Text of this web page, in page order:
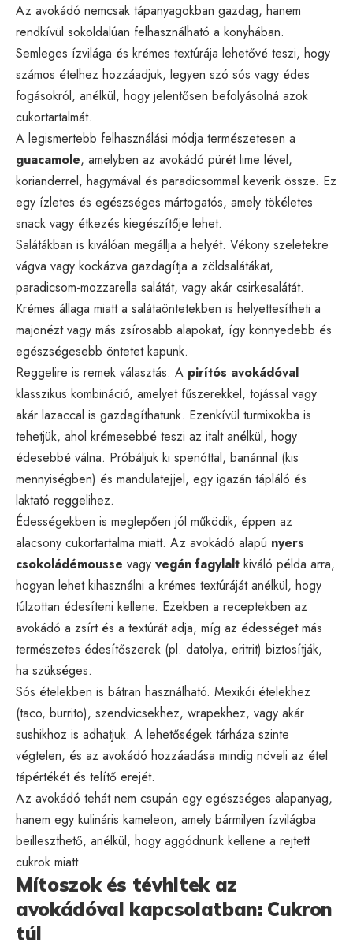
Az avokádó nemcsak tápanyagokban gazdag, hanem
rendkívül sokoldalúan felhasználható a konyhában.
Semleges ízvilága és krémes textúrája lehetővé teszi, hogy
számos ételhez hozzáadjuk, legyen szó sós vagy édes
fogásokról, anélkül, hogy jelentősen befolyásolná azok
cukortartalmát.
A legismertebb felhasználási módja természetesen a
guacamole, amelyben az avokádó pürét lime lével,
korianderrel, hagymával és paradicsommal keverik össze. Ez
egy ízletes és egészséges mártogatós, amely tökéletes
snack vagy étkezés kiegészítője lehet.
Salátákban is kiválóan megállja a helyét. Vékony szeletekre
vágva vagy kockázva gazdagítja a zöldsalátákat,
paradicsom-mozzarella salátát, vagy akár csirkesalátát.
Krémes állaga miatt a salátaöntetekben is helyettesítheti a
majonézt vagy más zsírosabb alapokat, így könnyedebb és
egészségesebb öntetet kapunk.
Reggelire is remek választás. A pirítós avokádóval
klasszikus kombináció, amelyet fűszerekkel, tojással vagy
akár lazaccal is gazdagíthatunk. Ezenkívül turmixokba is
tehetjük, ahol krémesebbé teszi az italt anélkül, hogy
édesebbé válna. Próbáljuk ki spenóttal, banánnal (kis
mennyiségben) és mandulatejjel, egy igazán tápláló és
laktató reggelihez.
Édességekben is meglepően jól működik, éppen az
alacsony cukortartalma miatt. Az avokádó alapú nyers
csokoládémousse vagy vegán fagylalt kiváló példa arra,
hogyan lehet kihasználni a krémes textúráját anélkül, hogy
túlzottan édesíteni kellene. Ezekben a receptekben az
avokádó a zsírt és a textúrát adja, míg az édességet más
természetes édesítőszerek (pl. datolya, eritrit) biztosítják,
ha szükséges.
Sós ételekben is bátran használható. Mexikói ételekhez
(taco, burrito), szendvicsekhez, wrapekhez, vagy akár
sushikhoz is adhatjuk. A lehetőségek tárháza szinte
végtelen, és az avokádó hozzáadása mindig növeli az étel
tápértékét és telítő erejét.
Az avokádó tehát nem csupán egy egészséges alapanyag,
hanem egy kulináris kameleon, amely bármilyen ízvilágba
beilleszthető, anélkül, hogy aggódnunk kellene a rejtett
cukrok miatt.
Mítoszok és tévhitek az
avokádóval kapcsolatban: Cukron
túl